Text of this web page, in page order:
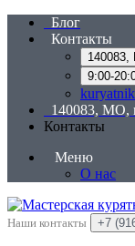
Блог
Контакты
140083,
9:00-
140083, МО,
Контакты
Меню
О нас
Наши контакты +7